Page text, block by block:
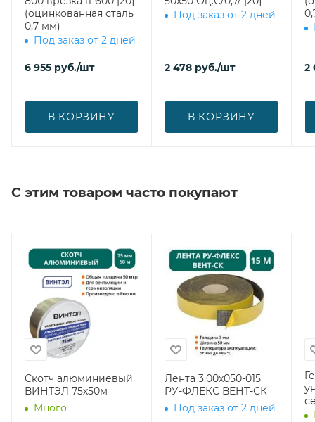
(оцинкованная сталь
0,7 мм)
Под заказ от 2 дней
6 955 руб./шт
В КОРЗИНУ
Под заказ от 2 дней
2 478 руб./шт
В КОРЗИНУ
2
С этим товаром часто покупают
Скотч алюминиевый
ВИНТЭЛ 75х50м
Много
Лента 3,00х050-015
РУ-ФЛЕКС ВЕНТ-СК
Под заказ от 2 дней